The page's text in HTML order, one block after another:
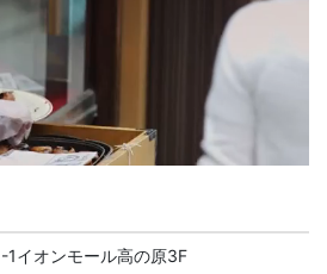
1イオンモール高の原3F